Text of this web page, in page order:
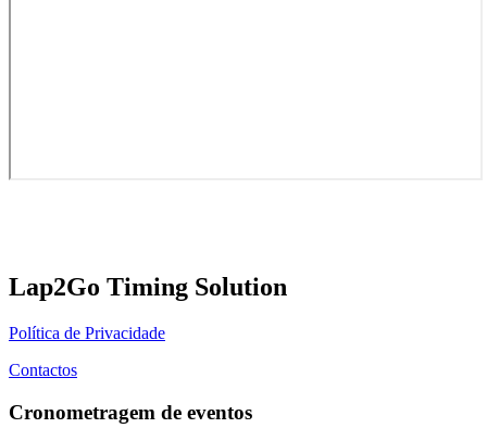
Lap2Go Timing Solution
Política de Privacidade
Contactos
Cronometragem de eventos